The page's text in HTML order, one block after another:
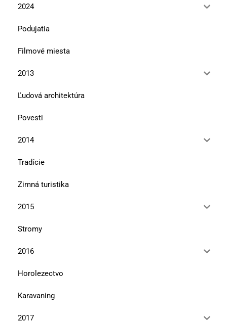
2024
Podujatia
Filmové miesta
2013
Ľudová architektúra
Povesti
2014
Tradície
Zimná turistika
2015
Stromy
2016
Horolezectvo
Karavaning
2017